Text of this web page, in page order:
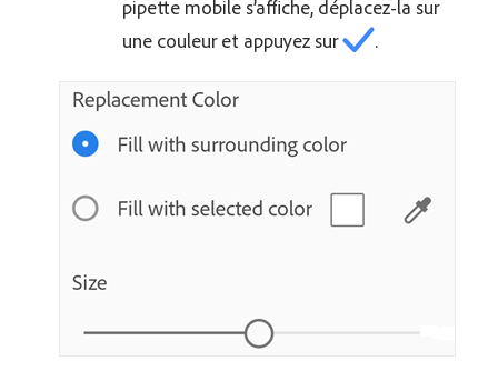
pipette mobile s’affiche, déplacez-la sur
une couleur et appuyez sur
.